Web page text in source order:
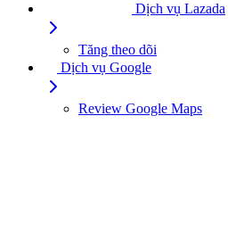
Dịch vụ Lazada
Tăng theo dõi
Dịch vụ Google
Review Google Maps